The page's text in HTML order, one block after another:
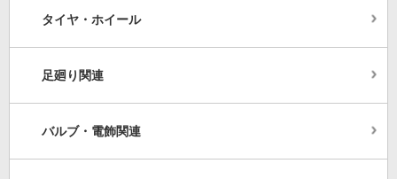
タイヤ・ホイール
足廻り関連
バルブ・電飾関連